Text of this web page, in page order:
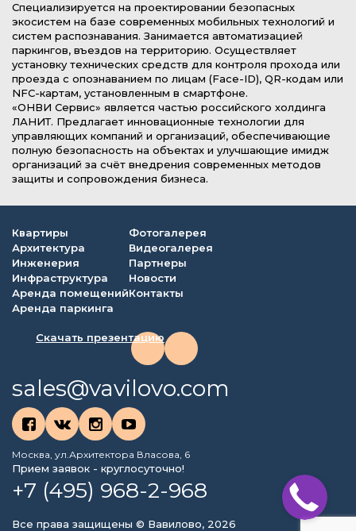
Специализируется на проектировании безопасных
экосистем на базе современных мобильных технологий и
систем распознавания. Занимается автоматизацией
паркингов, въездов на территорию. Осуществляет
установку технических средств для контроля прохода или
проезда с опознаванием по лицам (Face-ID), QR-кодам или
NFC-картам, установленным в смартфоне.
«ОНВИ Сервис» является частью российского холдинга
ЛАНИТ. Предлагает инновационные технологии для
управляющих компаний и организаций, обеспечивающие
полную безопасность на объектах и улучшающие имидж
организаций за счёт внедрения современных методов
защиты и сопровождения бизнеса.
Квартиры
Архитектура
Инженерия
Инфраструктура
Аренда помещений
Аренда паркинга
Фотогалерея
Видеогалерея
Партнеры
Новости
Контакты
Скачать презентацию
sales@vavilovo.com
Москва, ул.Архитектора Власова, 6
Прием заявок - круглосуточно!
+7 (495) 968-2-968
Все права защищены © Вавилово, 2026